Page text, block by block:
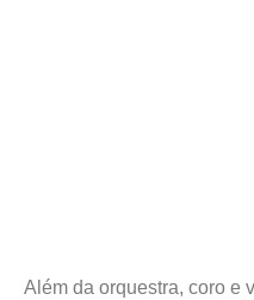
Além da orquestra, coro e